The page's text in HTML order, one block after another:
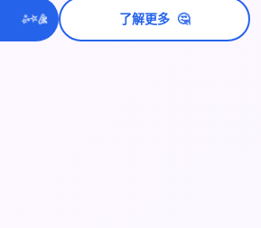
✨⭐💫 了解更多 🤔